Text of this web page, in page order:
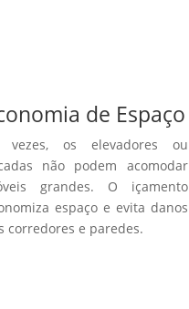
de Espaço
vezes, os elevadores ou
não podem acomodar
grandes. O içamento
espaço e evita danos
corredores e paredes.